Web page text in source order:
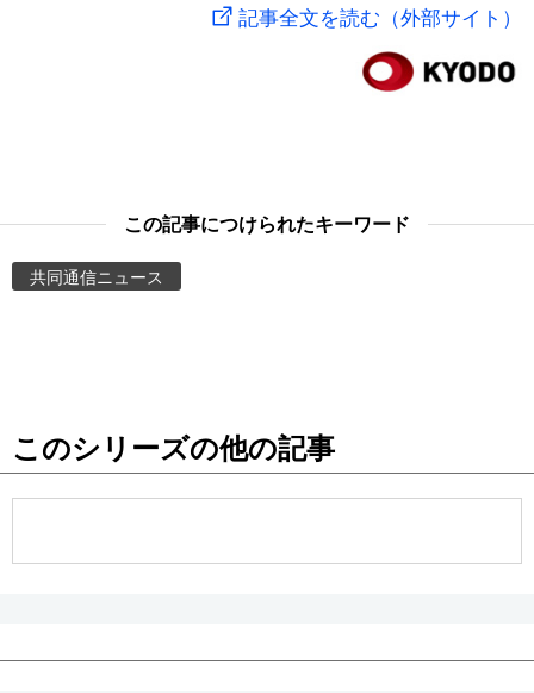
People
記事全文を読む（外部サイト）
この記事につけられたキーワード
共同通信ニュース
このシリーズの他の記事